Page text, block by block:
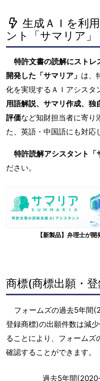
生成ＡＩを利
ント「サマリア」
特許文書の読解にストレ
開発した「サマリア」 は、
化を実現するＡＩアシスタ
用語解説、サマリ作成、独
評価など知財担当者に寄り
た、英語・中国語にも対応
特許読解アシスタント「
ださい。
【新製品】弁理士が
商標(商標出願・
フォームズの過去5年間
登録商標)の出願件数は減
ることにより、フォームズ
確認することができます。
過去5年間